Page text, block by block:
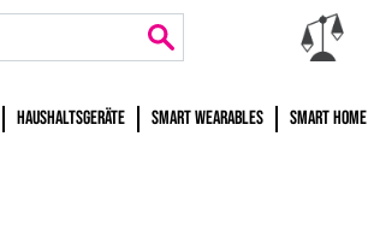
HAUSHALTSGERÄTE SMART WEARABLES SMART HOME